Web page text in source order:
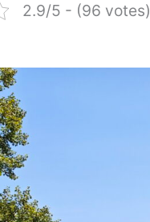
2.9/5 - (96 votes)